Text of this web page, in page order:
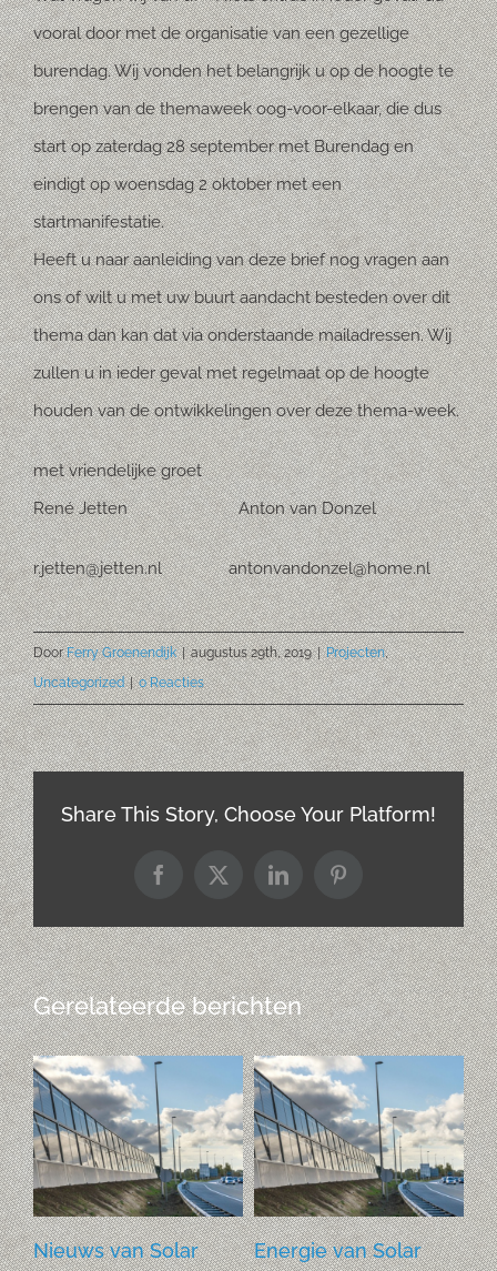
vooral door met de organisatie van een gezellige
burendag. Wij vonden het belangrijk u op de hoogte te
brengen van de themaweek oog-voor-elkaar, die dus
start op zaterdag 28 september met Burendag en
eindigt op woensdag 2 oktober met een
startmanifestatie.
Heeft u naar aanleiding van deze brief nog vragen aan
ons of wilt u met uw buurt aandacht besteden over dit
thema dan kan dat via onderstaande mailadressen. Wij
zullen u in ieder geval met regelmaat op de hoogte
houden van de ontwikkelingen over deze thema-week.
met vriendelijke groet
René Jetten Anton van Donzel
r.jetten@jetten.nl antonvandonzel@home.nl
DoorFerry Groenendijk | augustus 29th, 2019 | Projecten,
Uncategorized | 0 Reacties
Share This Story, Choose Your Platform!
Facebook
X LinkedInPinterest
Gerelateerde berichten
Solar
Energie van Solar
Kantelhuis weer